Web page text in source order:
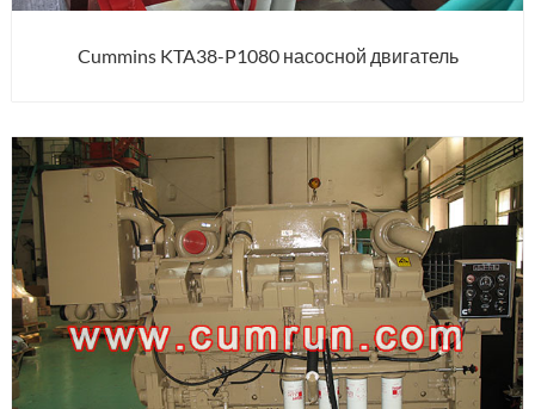
Cummins KTA38-P1080 насосной двигатель